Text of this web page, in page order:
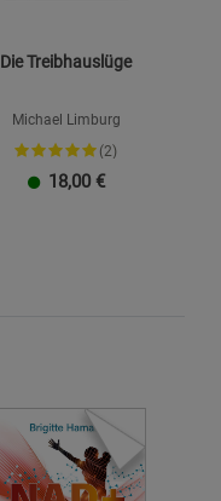
Die Treibhauslüge
Michael Limburg
(2)
18,00 €